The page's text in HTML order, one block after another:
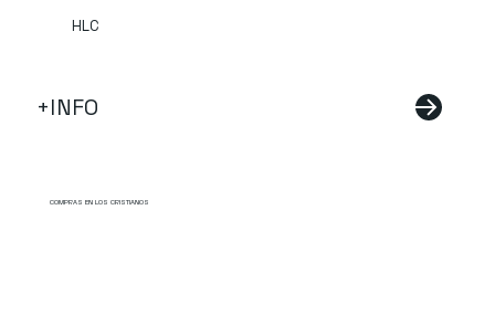
HLC
+INFO
COMPRAS EN LOS CRISTIANOS